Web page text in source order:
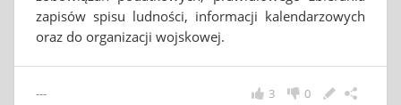
zapisów spisu ludności, informacji kalendarzowych
oraz do organizacji wojskowej.
--- 0
3